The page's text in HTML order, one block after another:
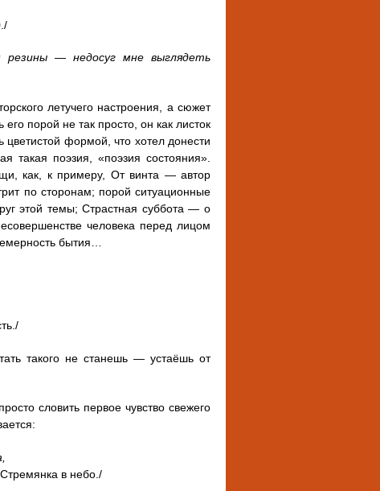
резины — недосуг мне выглядеть
летучего настроения, а сюжет
порой не так просто, он как листок
формой, что хотел донести
поэзия, «поэзия состояния».
как, к примеру, От винта — автор
по сторонам; порой ситуационные
этой темы; Страстная суббота — о
человека перед лицом
бытия…
такого не станешь — устаёшь от
словить первое чувство свежего
в небо./